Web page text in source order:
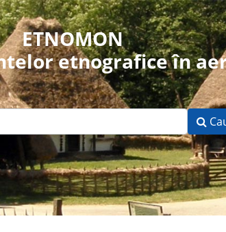
ETNOMON
etnografice în